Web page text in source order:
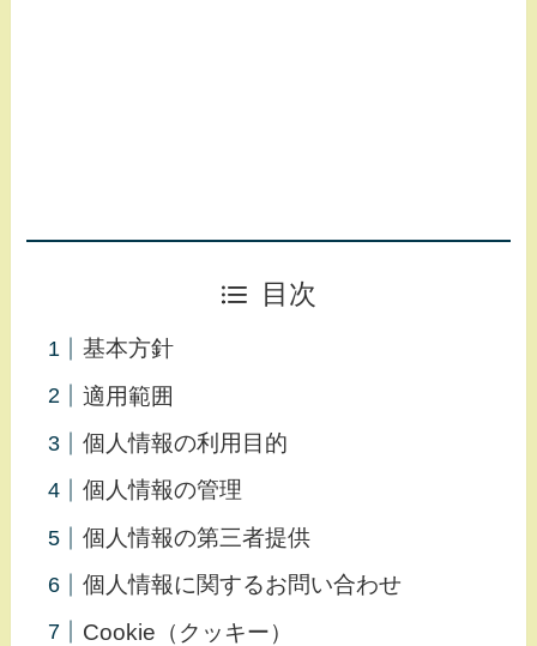
目次
基本方針
適用範囲
個人情報の利用目的
個人情報の管理
個人情報の第三者提供
個人情報に関するお問い合わせ
Cookie（クッキー）